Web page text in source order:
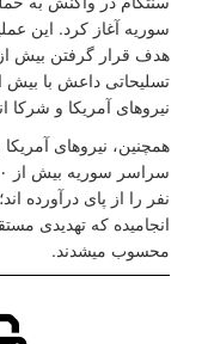
سوریه آغاز کرد. این
نیروهای آمریکا و شرکا
همچنین، نیروهای
نفر را از پای درآورده
انجامیده که تهدیدی
محسوب میشدند.